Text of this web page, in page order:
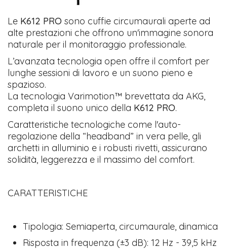
Le K612 PRO sono cuffie circumaurali aperte ad
alte prestazioni che offrono un'immagine sonora
naturale per il monitoraggio professionale.
L’avanzata tecnologia open offre il comfort per
lunghe sessioni di lavoro e un suono pieno e
spazioso.
La tecnologia Varimotion™ brevettata da AKG,
completa il suono unico della K612 PRO.
Caratteristiche tecnologiche come l'auto-
regolazione della “headband” in vera pelle, gli
archetti in alluminio e i robusti rivetti, assicurano
solidità, leggerezza e il massimo del comfort.
CARATTERISTICHE
Tipologia: Semiaperta, circumaurale, dinamica
Risposta in frequenza (±3 dB): 12 Hz - 39,5 kHz